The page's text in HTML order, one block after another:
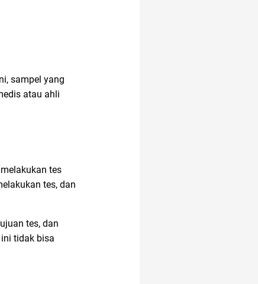
sampel yang
atau ahli
tes
tes, dan
tes, dan
tidak bisa